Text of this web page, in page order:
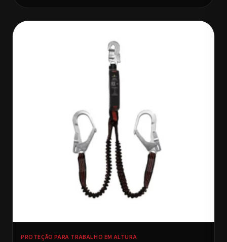
PROTEÇÃO PARA TRABALHO EM ALTURA